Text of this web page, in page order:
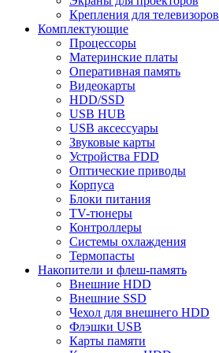
Крепления для телевизоров
Комплектующие
Процессоры
Материнские платы
Оперативная память
Видеокарты
HDD/SSD
USB HUB
USB аксессуары
Звуковые карты
Устройства FDD
Оптические приводы
Корпуса
Блоки питания
TV-тюнеры
Контроллеры
Системы охлаждения
Термопасты
Накопители и флеш-память
Внешние HDD
Внешние SSD
Чехол для внешнего HDD
Флэшки USB
Карты памяти